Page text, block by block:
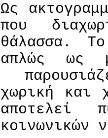
Ως
που
θάλασσα.
απλώς ως
χωρική και
αποτελεί
κοινωνικών